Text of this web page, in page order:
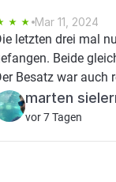
Mar 11, 2024
letzten drei mal
Beide
Besatz war auch
marten
vor 7 Tagen